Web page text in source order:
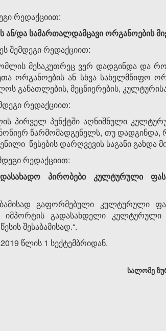
რედაქციით:
და სამართალდამცავი ორგანოების
შემდეგი რედაქციით:
მესაკუთრეც ვერ დადგინდა და
ორგანოების ან სხვა სახელმწიფო
განათლების, მეცნიერების,
რედაქციით:
პირველ პუნქტში აღნიშნული
წარმომადგენელს, თუ
წესების დარღვევის საგანი გახდა
რედაქციით:
პირობები კულტურული
გაფორმებული კულტურული
იმპორტის გადასახდელი
შესაბამისად.“.
წლის 1 სექტემბრიდან.
სალომე